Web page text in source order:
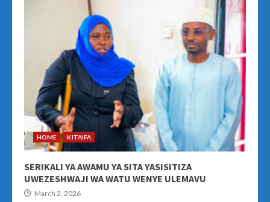
HOME KITAIFA
SERIKALI YA AWAMU YA SITA YASISITIZA
UWEZESHWAJI WA WATU WENYE ULEMAVU
March 2, 2026